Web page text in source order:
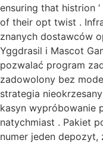
ensuring that histrion
of their opt twist .
znanych dostawców
Yggdrasil i Mascot
pozwalać program
zadowolony bez
strategia
kasyn wypróbowanie
natychmiast . Pakiet
numer jeden